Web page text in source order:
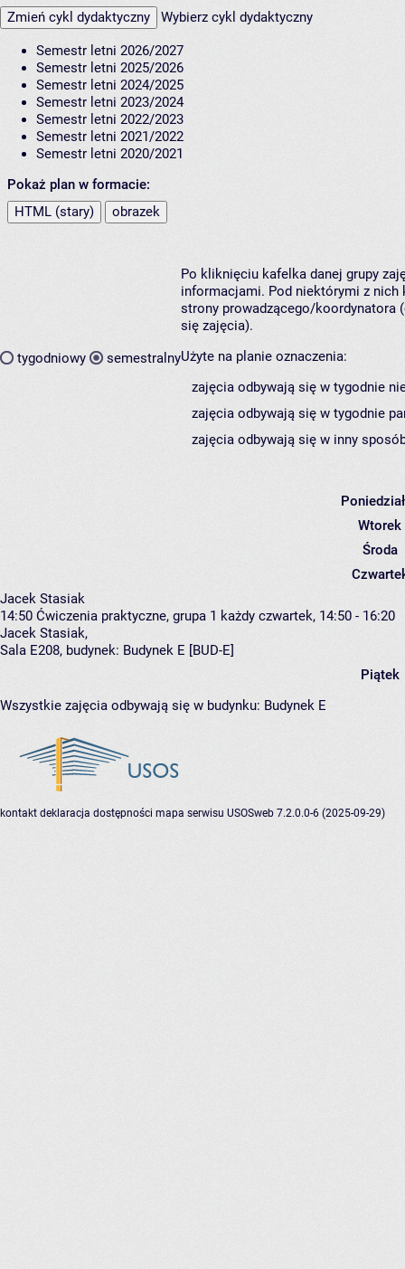
Zmień cykl dydaktyczny Wybierz cykl dydaktyczny
Semestr letni 2026/2027
Semestr letni 2025/2026
Semestr letni 2024/2025
Semestr letni 2023/2024
Semestr letni 2022/2023
Semestr letni 2021/2022
Semestr letni 2020/2021
Pokaż plan w formacie:
HTML (stary)
obrazek
tygodniowy semestralny
Po kliknięciu kafelka danej grupy
informacjami. Pod niektórymi z nich
strony prowadzącego/koordynatora
się zajęcia).
Użyte na planie oznaczenia:
zajęcia odbywają się w tygodnie
zajęcia odbywają się w tygodnie
zajęcia odbywają się w inny
Wtorek
Środa
Jacek Stasiak
14:50 Ćwiczenia praktyczne, grupa 1 każdy czwartek, 14:50 - 16:20
Jacek Stasiak,
Sala E208, budynek: Budynek E [BUD-E]
Piątek
Wszystkie zajęcia odbywają się w budynku: Budynek E
kontakt deklaracja dostępności mapa serwisu USOSweb 7.2.0.0-6 (2025-09-29)